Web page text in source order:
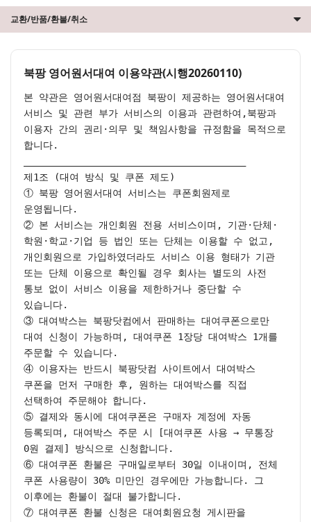
교환/반품/환불/취소
북팡 영어원서대여 이용약관(시행20260110)
본 약관은 영어원서대여점 북팡이 제공하는 영어원서대여
서비스 및 관련 부가 서비스의 이용과 관련하여,북팡과
이용자 간의 권리·의무 및 책임사항을 규정함을 목적으로
합니다.
제1조 (대여 방식 및 쿠폰 제도)
① 북팡 영어원서대여 서비스는 쿠폰회원제로
운영됩니다.
② 본 서비스는 개인회원 전용 서비스이며, 기관·단체·
학원·학교·기업 등 법인 또는 단체는 이용할 수 없고,
개인회원으로 가입하였더라도 서비스 이용 형태가 기관
또는 단체 이용으로 확인될 경우 회사는 별도의 사전
통보 없이 서비스 이용을 제한하거나 중단할 수
있습니다.
③ 대여박스는 북팡닷컴에서 판매하는 대여쿠폰으로만
대여 신청이 가능하며, 대여쿠폰 1장당 대여박스 1개를
주문할 수 있습니다.
④ 이용자는 반드시 북팡닷컴 사이트에서 대여박스
쿠폰을 먼저 구매한 후, 원하는 대여박스를 직접
선택하여 주문해야 합니다.
⑤ 결제와 동시에 대여쿠폰은 구매자 계정에 자동
등록되며, 대여박스 주문 시 [대여쿠폰 사용 → 무통장
0원 결제] 방식으로 신청합니다.
⑥ 대여쿠폰 환불은 구매일로부터 30일 이내이며, 전체
쿠폰 사용량이 30% 미만인 경우에만 가능합니다. 그
이후에는 환불이 절대 불가합니다.
⑦ 대여쿠폰 환불 신청은 대여회원요청 게시판을